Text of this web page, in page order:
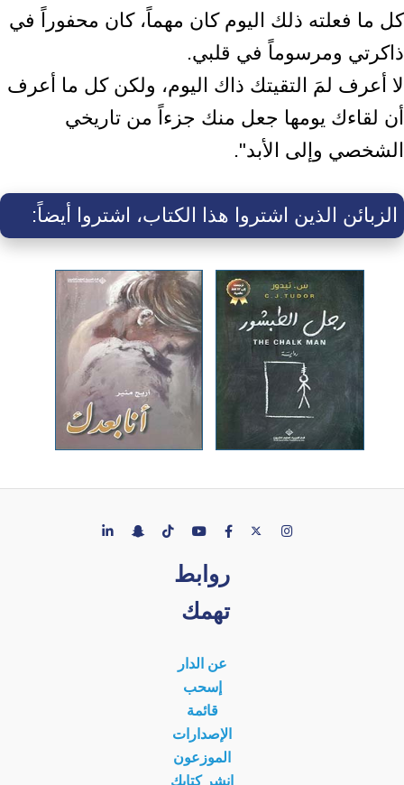
كل ما فعلته ذلك اليوم كان مهماً، كان محفوراً في
ذاكرتي ومرسوماً في قلبي.
لا أعرف لمَ التقيتك ذاك اليوم، ولكن كل ما أعرف
أن لقاءك يومها جعل منك جزءاً من تاريخي
الشخصي وإلى الأبد".
الزبائن الذين اشتروا هذا الكتاب، اشتروا أيضاً:
روابط
تهمك
عن الدار
إسحب
قائمة
الإصدارات
الموزعون
انشر كتابك